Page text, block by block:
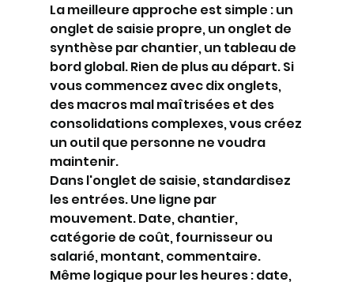
La meilleure approche est simple : un
onglet de saisie propre, un onglet de
synthèse par chantier, un tableau de
bord global. Rien de plus au départ. Si
vous commencez avec dix onglets,
des macros mal maîtrisées et des
consolidations complexes, vous créez
un outil que personne ne voudra
maintenir.
Dans l'onglet de saisie, standardisez
les entrées. Une ligne par
mouvement. Date, chantier,
catégorie de coût, fournisseur ou
salarié, montant, commentaire.
Même logique pour les heures : date,